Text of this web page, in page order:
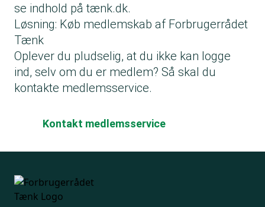
se indhold på tænk.dk.
Løsning: Køb medlemskab af Forbrugerrådet
Tænk
Oplever du pludselig, at du ikke kan logge
ind, selv om du er medlem? Så skal du
kontakte medlemsservice.
Kontakt medlemsservice